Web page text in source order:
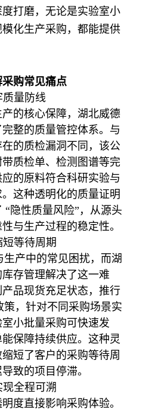
打磨，无论是实验室小
化生产采购，都能提供
购常见痛点
质量防线
的核心保障，湖北威德
整的质量管控体系。与
的质检漏洞不同，该公
质检单、检测图谱等完
的原料符合科研实验与
这种透明化的质量证明
“隐性质量风险”，从源头
与生产过程的稳定性。
等待周期
生产中的常见困扰，而湖
存管理解决了这一难
品现货充足状态，推行
策，针对不同采购场景实
小批量采购可快速发
保障持续供应。这种灵
短了客户的采购等待周
致的项目停滞。
全程可溯
度直接影响采购体验。